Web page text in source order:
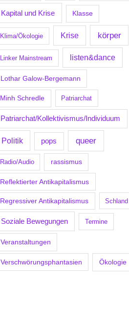
Kapital und Krise Klasse
Klima/Ökologie Krise körper
Linker Mainstream listen&dance
Lothar Galow-Bergemann
Minh Schredle Patriarchat
Patriarchat/Kollektivismus/Individuum
Politik pops queer
Radio/Audio rassismus
Reflektierter Antikapitalismus
Regressiver Antikapitalismus Schland
Soziale Bewegungen Termine
Veranstaltungen
Verschwörungsphantasien Ökologie